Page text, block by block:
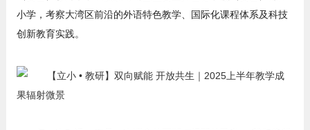
小学，考察大湾区前沿的外语特色教学、国际化课程体系及科技
创新教育实践。